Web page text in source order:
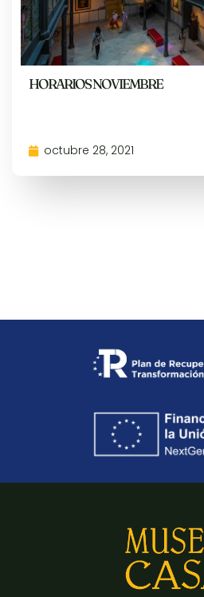
HORARIOS NOVIEMBRE
octubre 28, 2021